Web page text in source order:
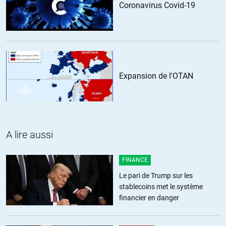
L’exercice de la démocratie véritable a un coût. Équitablement il se
paie.
La démocratie ne convient pas davantage aux avares qu’aux
vautours.
La « démocratie » la plus ruineuse est celle qui lésine sur les moyens
de son exercice, ne profitant en cela qu’au Pouvoir anti-
démocratique et prédateur.
artaxerses //11.01.2019 à 09h34
un exemple de stupidité à la française: gilet jaune ou pas, démolir les
radars qui sont garants de sécurité coute cher (en vies, en soins et en
argent) à la collectivité. Rouler plus vite coute aussi plus cher en
Coronavirus Covid-19
Expansion de l'OTAN
A lire aussi
FINANCE
Le pari de Trump sur les
stablecoins met le système
financier en danger